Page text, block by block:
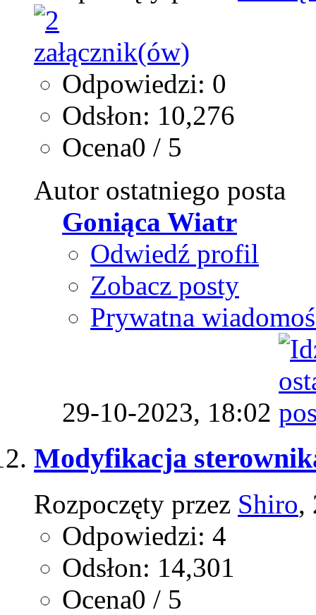
Odpowiedzi: 0
Odsłon: 10,276
Ocena0 / 5
Autor ostatniego posta
Goniąca Wiatr
Odwiedź profil
Zobacz posty
Prywatna
29-10-2023, 18:02
Modyfikacja
Rozpoczęty przez Shiro,
Odpowiedzi: 4
Odsłon: 14,301
Ocena0 / 5